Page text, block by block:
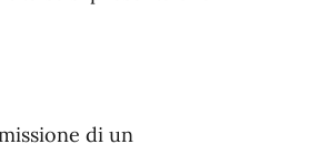
di un